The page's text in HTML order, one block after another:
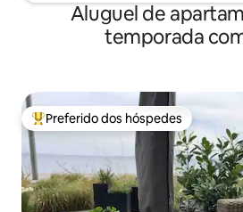
Aluguel de
temporada
Entre os melhores preferidos dos
Preferido dos hóspedes